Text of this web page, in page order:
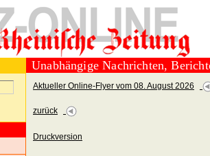
Unabhängige Nachrichten,
Aktueller Online-Flyer vom 08. August 2026
zurück
Druckversion